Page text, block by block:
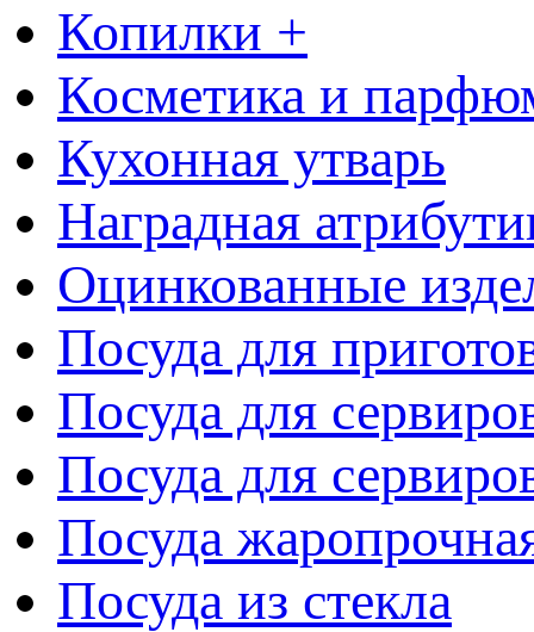
Копилки +
Косметика и
Кухонная утварь
Наградная
Оцинкованные
Посуда для
Посуда для
Посуда для
Посуда
Посуда из стекла